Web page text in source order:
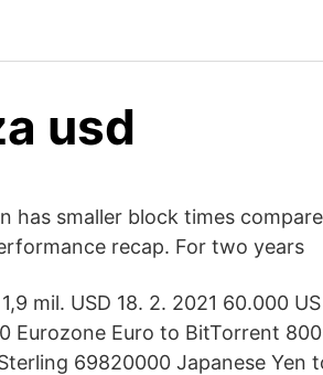
usd
has smaller block times
recap. For two years
mil. USD 18. 2. 2021 60.000
Eurozone Euro to BitTorrent
69820000 Japanese Yen